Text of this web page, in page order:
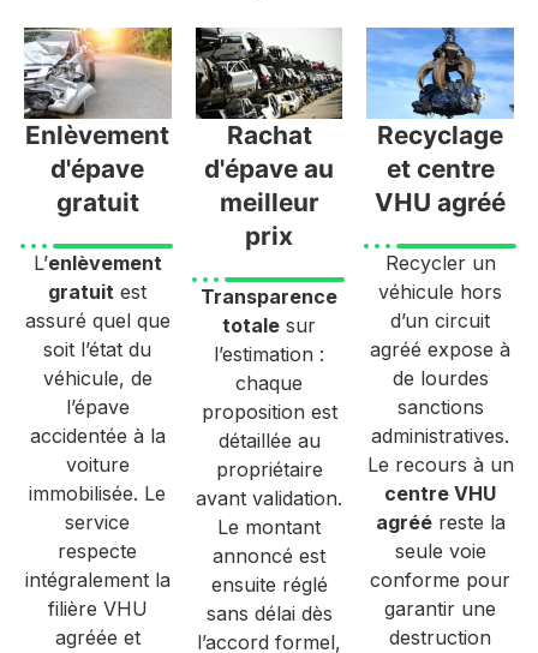
Enlèvement
d'épave
gratuit
L’enlèvement
gratuit est
assuré quel que
soit l’état du
véhicule, de
l’épave
accidentée à la
voiture
immobilisée. Le
service
respecte
intégralement la
filière VHU
agréée et
Rachat
d'épave au
meilleur
prix
Transparence
totale sur
l’estimation :
chaque
proposition est
détaillée au
propriétaire
avant validation.
Le montant
annoncé est
ensuite réglé
sans délai dès
l’accord formel,
Recyclage
et centre
VHU agréé
Recycler un
véhicule hors
d’un circuit
agréé expose à
de lourdes
sanctions
administratives.
Le recours à un
centre VHU
agrééreste la
seule voie
conforme pour
garantir une
destruction